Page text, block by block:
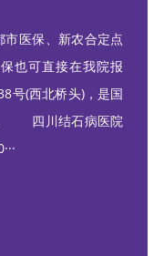
医保、新农合定点
也可直接在我院报
号(西北桥头)，是国
。 四川结石病医院